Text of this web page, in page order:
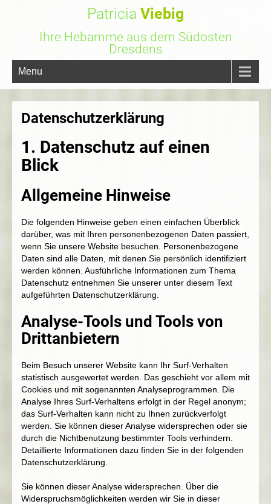
Patricia Viebig
Ihre Hebamme aus dem Südosten
Dresdens
Menu
Datenschutzerklärung
1. Datenschutz auf einen
Blick
Allgemeine Hinweise
Die folgenden Hinweise geben einen einfachen Überblick
darüber, was mit Ihren personenbezogenen Daten passiert,
wenn Sie unsere Website besuchen. Personenbezogene
Daten sind alle Daten, mit denen Sie persönlich identifiziert
werden können. Ausführliche Informationen zum Thema
Datenschutz entnehmen Sie unserer unter diesem Text
aufgeführten Datenschutzerklärung.
Analyse-Tools und Tools von
Drittanbietern
Beim Besuch unserer Website kann Ihr Surf-Verhalten
statistisch ausgewertet werden. Das geschieht vor allem mit
Cookies und mit sogenannten Analyseprogrammen. Die
Analyse Ihres Surf-Verhaltens erfolgt in der Regel anonym;
das Surf-Verhalten kann nicht zu Ihnen zurückverfolgt
werden. Sie können dieser Analyse widersprechen oder sie
durch die Nichtbenutzung bestimmter Tools verhindern.
Detaillierte Informationen dazu finden Sie in der folgenden
Datenschutzerklärung.
Sie können dieser Analyse widersprechen. Über die
Widerspruchsmöglichkeiten werden wir Sie in dieser